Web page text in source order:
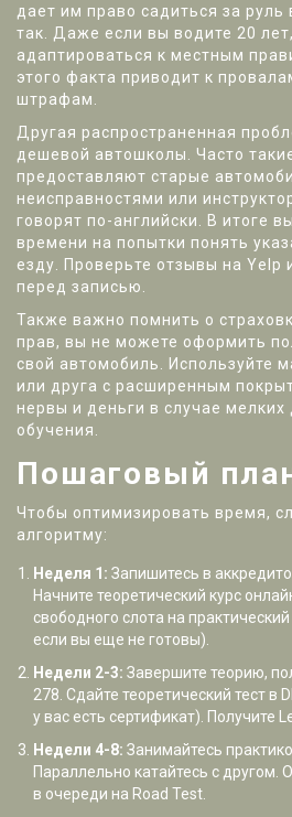
дает им право садиться за
так. Даже если вы водите 20
адаптироваться к местным
этого факта приводит к
штрафам.
Другая распространенная
дешевой автошколы. Часто
предоставляют старые
неисправностями или
говорят по-английски. В итоге
времени на попытки понять
езду. Проверьте отзывы на Yelp
перед записью.
Также важно помнить о
прав, вы не можете оформить
свой автомобиль. Используйте
или друга с расширенным
нервы и деньги в случае
обучения.
Пошаговый
Чтобы оптимизировать время,
алгоритму:
Неделя 1: Запишитесь в
Начните теоретический курс
свободного слота на
если вы еще не готовы).
Недели 2-3: Завершите теорию,
278. Сдайте теоретический тест в
у вас есть сертификат). Получите
Недели 4-8: Занимайтесь
Параллельно катайтесь с другом.
в очереди на Road Test.